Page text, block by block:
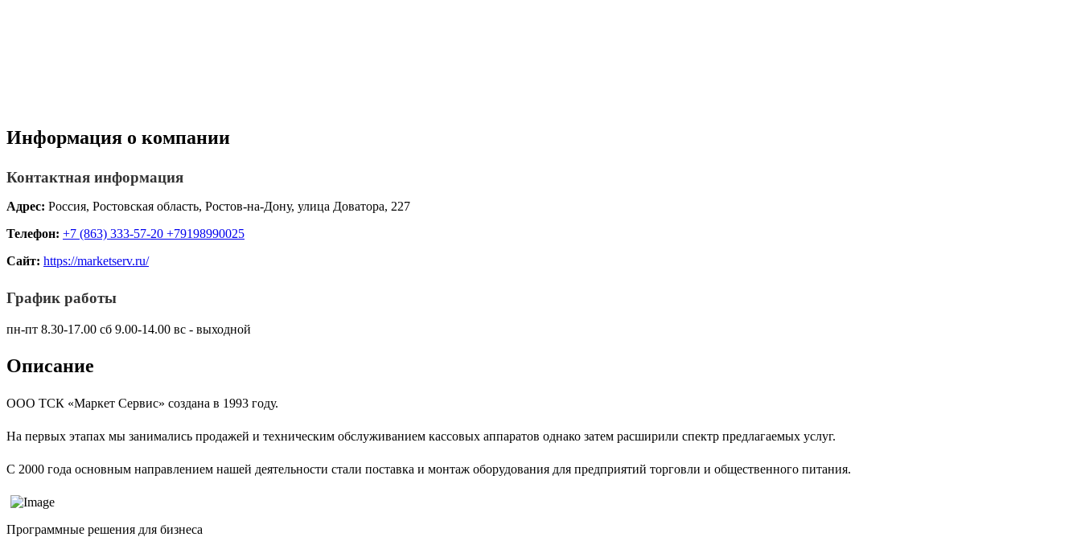
Информация о компании
Контактная информация
Адрес: Россия, Ростовская область, Ростов-на-Дону, улица Доватора, 227
Телефон: +7 (863) 333-57-20 +79198990025
Сайт: https://marketserv.ru/
График работы
пн-пт 8.30-17.00 сб 9.00-14.00 вс - выходной
Описание
ООО ТСК «Маркет Сервис» создана в 1993 году.
На первых этапах мы занимались продажей и техническим обслуживанием кассовых аппаратов однако затем расширили спектр предлагаемых услуг.
С 2000 года основным направлением нашей деятельности стали поставка и монтаж оборудования для предприятий торговли и общественного питания.
Программные решения для бизнеса